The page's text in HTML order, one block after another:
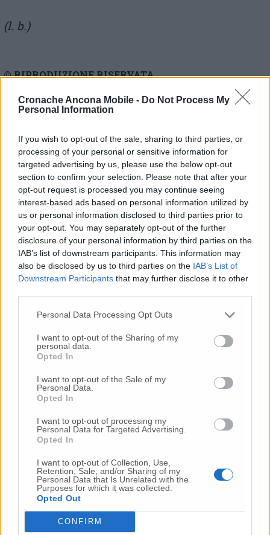
Cronache Ancona Mobile - Do Not Process My
Personal Information
If you wish to opt-out of the sale, sharing to third parties, or
processing of your personal or sensitive information for
targeted advertising by us, please use the below opt-out
section to confirm your selection. Please note that after your
opt-out request is processed you may continue seeing
interest-based ads based on personal information utilized by
us or personal information disclosed to third parties prior to
your opt-out. You may separately opt-out of the further
disclosure of your personal information by third parties on the
IAB’s list of downstream participants. This information may
also be disclosed by us to third parties on the IAB’s List of
Downstream Participants that may further disclose it to other
Personal Data Processing Opt Outs
I want to opt-out of the Sharing of my
personal data.
Opted In
I want to opt-out of the Sale of my
Personal Data.
Opted In
I want to opt-out of processing my
Personal Data for Targeted Advertising.
Opted In
I want to opt-out of Collection, Use,
Retention, Sale, and/or Sharing of my
Personal Data that Is Unrelated with the
Purposes for which it was collected.
Opted Out
CONFIRM
(l. b.)
© RIPRODUZIONE RISERVATA
Vai alla home
Commenti
Nessun commento presente
Commenta
Commenta l'articolo
Gli articoli più letti
24 Lug- Bimbi costretti a colpirsi da soli
e lasciati al
orrore all’asilo, arrestate due educatrici
-Luigia Fortunato,
prima la lite, poi la furia col coltello
-Femminicidio a Loreto.
Donna uccisa a
(Foto-Video)
-Scontro tra auto e moto a Numana:
gravissimo un centauroin eliambulanza a Torrette
24 Lug-Maltrattamenti all’asilo, parla il sindaco:
«Notifica arrivata in mattinata,